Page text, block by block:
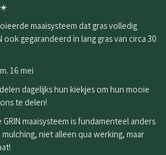
☀️
maaisysteem dat gras volledig
ook gegarandeerd in lang gras van circa 30
16 mei
dagelijks hun kiekjes om hun mooie
te delen!
maaisysteem is fundamenteel anders
niet alleen qua werking, maar